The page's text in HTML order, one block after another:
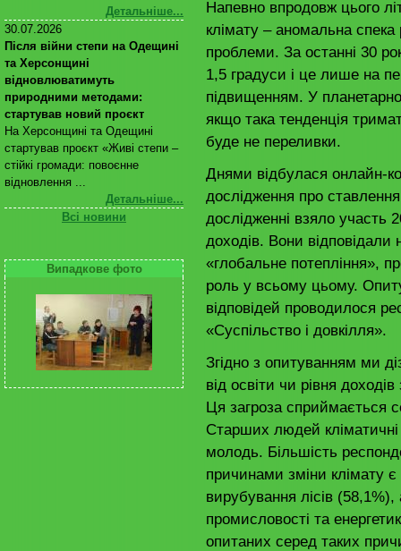
Детальніше...
30.07.2026
Після війни степи на Одещині
та Херсонщині
відновлюватимуть
природними методами:
стартував новий проєкт
На Херсонщині та Одещині
стартував проєкт «Живі степи –
стійкі громади: повоєнне
відновлення ...
Детальніше...
Всі новини
Випадкове фото
Напевно впродовж цього
клімату – аномальна спека
проблеми. За останні 30
1,5 градуси і це лише на
підвищенням. У
якщо така тенденція
буде не переливки.
Днями відбулася онлайн-
дослідження про
дослідженні взяло участь
доходів. Вони відповідали
«глобальне потепління»,
роль у всьому цьому.
відповідей проводилося
«Суспільство і довкілля».
Згідно з опитуванням ми
від освіти чи рівня
Ця загроза сприймається
Старших людей
молодь. Більшість
причинами зміни клімату
вирубування лісів (58,1%),
промисловості та
опитаних серед таких